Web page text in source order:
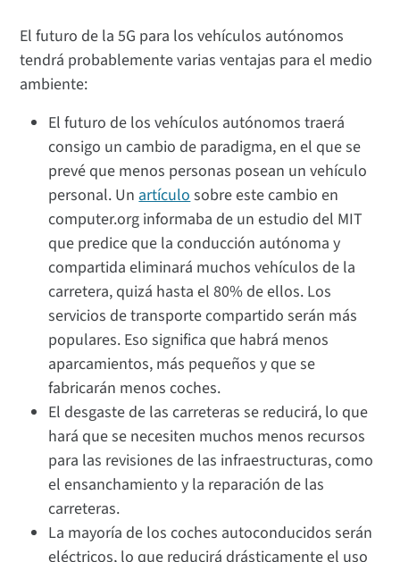
El futuro de la 5G para los vehículos autónomos
tendrá probablemente varias ventajas para el medio
ambiente:
El futuro de los vehículos autónomos traerá
consigo un cambio de paradigma, en el que se
prevé que menos personas posean un vehículo
personal. Un artículo sobre este cambio en
computer.org informaba de un estudio del MIT
que predice que la conducción autónoma y
compartida eliminará muchos vehículos de la
carretera, quizá hasta el 80% de ellos. Los
servicios de transporte compartido serán más
populares. Eso significa que habrá menos
aparcamientos, más pequeños y que se
fabricarán menos coches.
El desgaste de las carreteras se reducirá, lo que
hará que se necesiten muchos menos recursos
para las revisiones de las infraestructuras, como
el ensanchamiento y la reparación de las
carreteras.
La mayoría de los coches autoconducidos serán
eléctricos, lo que reducirá drásticamente el uso